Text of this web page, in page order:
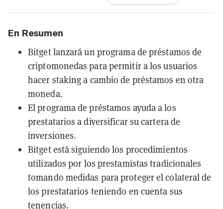
En Resumen
Bitget lanzará un programa de préstamos de
criptomonedas para permitir a los usuarios
hacer staking a cambio de préstamos en otra
moneda.
El programa de préstamos ayuda a los
prestatarios a diversificar su cartera de
inversiones.
Bitget está siguiendo los procedimientos
utilizados por los prestamistas tradicionales
tomando medidas para proteger el colateral de
los prestatarios teniendo en cuenta sus
tenencias.